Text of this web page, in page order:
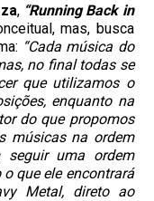
, “Running Back in
mas, busca
“Cada música do
no final todas se
que utilizamos o
enquanto na
do que propomos
músicas na ordem
seguir uma ordem
que ele encontrará
Metal, direto ao